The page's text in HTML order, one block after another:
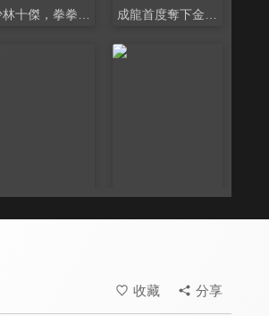
少林十傑，拳拳到肉！ 成龍首度奪下金馬影帝
收藏 分享